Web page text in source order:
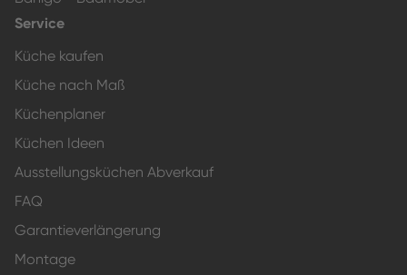
Service
Küche kaufen
Küche nach Maß
Küchenplaner
Küchen Ideen
Ausstellungsküchen Abverkauf
FAQ
Garantieverlängerung
Montage